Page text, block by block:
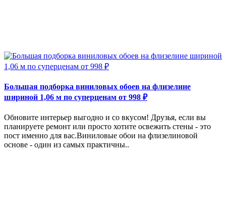
Большая подборка виниловых обоев на флизелине
шириной 1,06 м по суперценам от 998 ₽
Обновите интерьер выгодно и со вкусом! Друзья, если вы
планируете ремонт или просто хотите освежить стены - это
пост именно для вас.Виниловые обои на флизелиновой
основе - один из самых практичны..